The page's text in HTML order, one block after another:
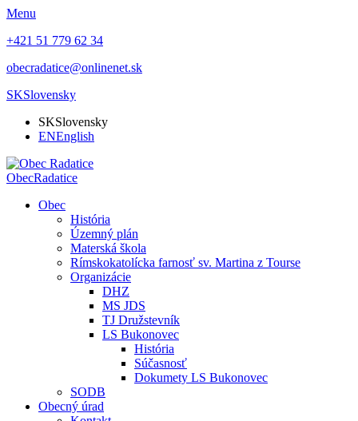
Menu
+421 51 779 62 34
obecradatice@onlinenet.sk
SKSlovensky
SKSlovensky
ENEnglish
ObecRadatice
Obec
História
Územný plán
Materská škola
Rímskokatolícka farnosť sv. Martina z Tourse
Organizácie
DHZ
MS JDS
TJ Družstevník
LS Bukonovec
História
Súčasnosť
Dokumety LS Bukonovec
SODB
Obecný úrad